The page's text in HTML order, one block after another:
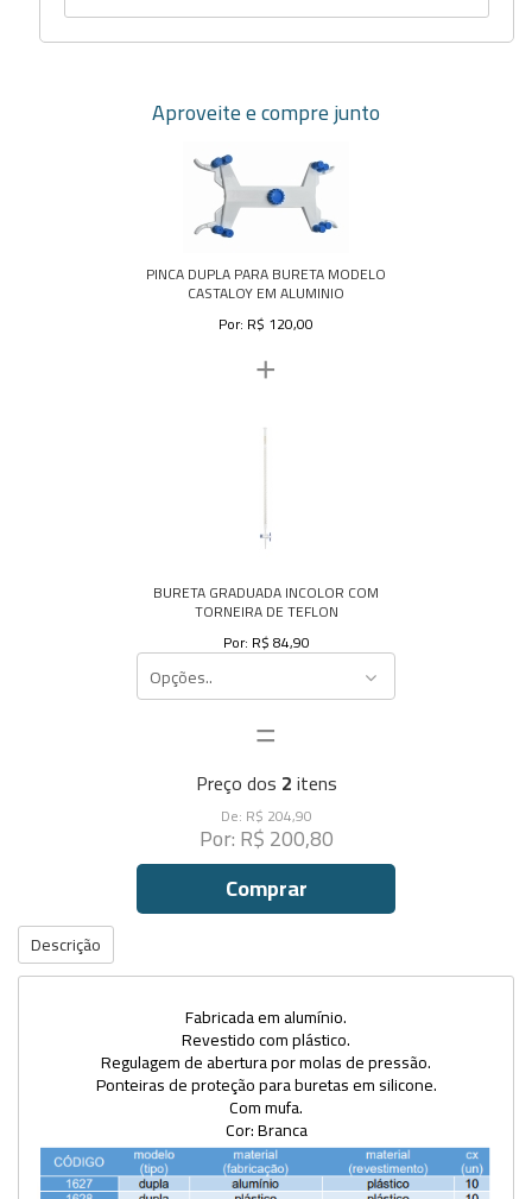
Aproveite e compre junto
PINCA DUPLA PARA BURETA MODELO
CASTALOY EM ALUMINIO
Por: R$ 120,00
+
BURETA GRADUADA INCOLOR COM
TORNEIRA DE TEFLON
Por: R$ 84,90
Opções..
=
Preço dos 2itens
De: R$ 204,90
Por: R$ 200,80
Comprar
Descrição
Fabricada em alumínio.
Revestido com plástico.
Regulagem de abertura por molas de pressão.
Ponteiras de proteção para buretas em silicone.
Com mufa.
Cor: Branca